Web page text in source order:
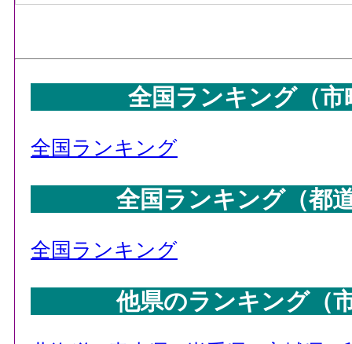
全国ランキング（
全国ランキング
全国ランキング（都
全国ランキング
他県のランキング（